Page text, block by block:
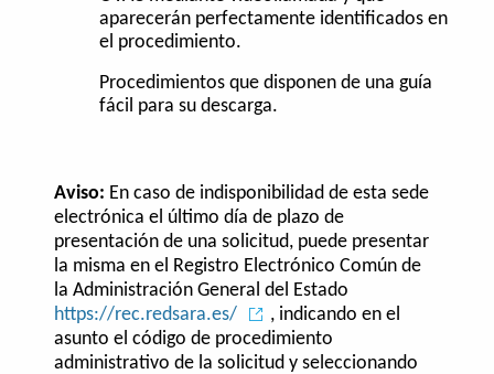
aparecerán perfectamente identificados en
el procedimiento.
Procedimientos que disponen de una guía
fácil para su descarga.
Aviso: En caso de indisponibilidad de esta sede
electrónica el último día de plazo de
presentación de una solicitud, puede presentar
la misma en el Registro Electrónico Común de
la Administración General del Estado
https://rec.redsara.es/
, indicando en el
asunto el código de procedimiento
administrativo de la solicitud y seleccionando